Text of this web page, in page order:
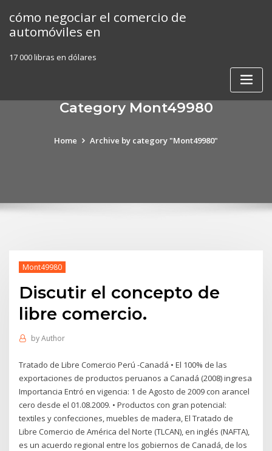
content
cómo negociar el comercio de
automóviles en
17 000 libras en dólares
Category Mont49980
Home Archive by category "Mont49980"
Mont49980
Discutir el concepto de
libre comercio.
byAuthor
Tratado de Libre Comercio Perú -Canadá • El 100% de las
exportaciones de productos peruanos a Canadá (2008) ingresa
Importancia Entró en vigencia: 1 de Agosto de 2009 con arancel
cero desde el 01.08.2009. • Productos con gran potencial:
textiles y confecciones, muebles de madera, El Tratado de
Libre Comercio de América del Norte (TLCAN), en inglés (NAFTA),
es un acuerdo regional entre los gobiernos de Canadá, de los